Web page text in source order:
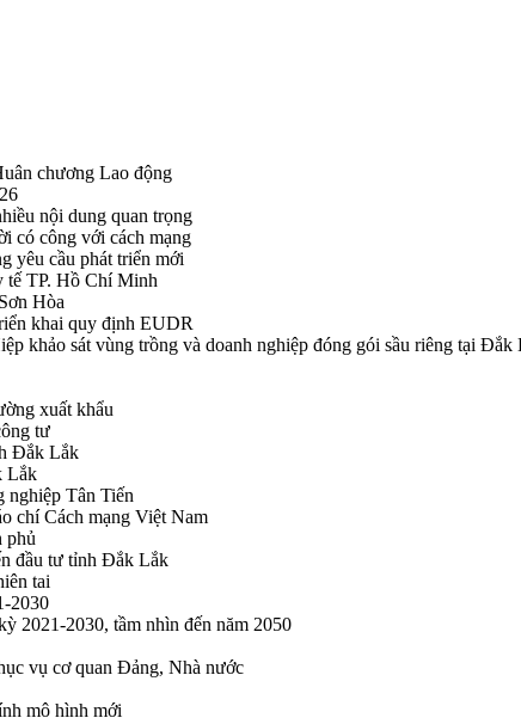
chương Lao động
nội dung quan trọng
có công với cách mạng
yêu cầu phát triển mới
TP. Hồ Chí Minh
Hòa
khai quy định EUDR
khảo sát vùng trồng và doanh nghiệp đóng gói sầu riêng tại Đắk
xuất khẩu
tư
Đắk Lắk
Lắk
nghiệp Tân Tiến
chí Cách mạng Việt Nam
phủ
đầu tư tỉnh Đắk Lắk
tai
2030
2021-2030, tầm nhìn đến năm 2050
vụ cơ quan Đảng, Nhà nước
mô hình mới